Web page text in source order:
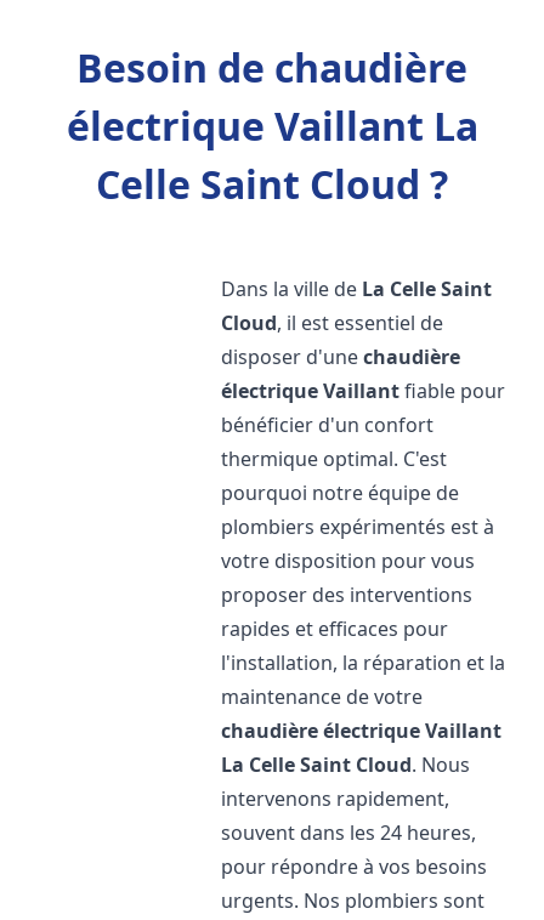
Besoin de chaudière
électrique Vaillant La
Celle Saint Cloud ?
Dans la ville de La Celle Saint
Cloud, il est essentiel de
disposer d'unechaudière
électrique Vaillantfiable pour
bénéficier d'un confort
thermique optimal. C'est
pourquoi notre équipe de
plombiers expérimentés est à
votre disposition pour vous
proposer des interventions
rapides et efficaces pour
l'installation, la réparation et la
maintenance de votre
chaudière électrique Vaillant
La Celle Saint Cloud. Nous
intervenons rapidement,
souvent dans les 24 heures,
pour répondre à vos besoins
urgents. Nos plombiers sont